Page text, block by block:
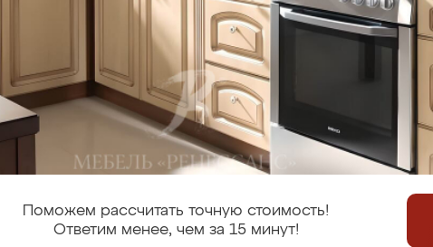
Поможем рассчитать точную стоимость!
Ответим менее, чем за 15 минут!